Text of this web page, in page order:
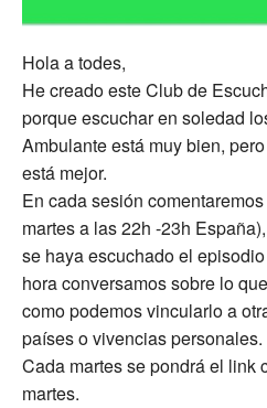
Hola a todes,
He creado este Club de
porque escuchar en soledad
Ambulante está muy bien,
está mejor.
En cada sesión
martes a las 22h -23h
se haya escuchado el
hora conversamos sobre lo
como podemos vincularlo a
países o vivencias personales.
Cada martes se pondrá el link
martes.